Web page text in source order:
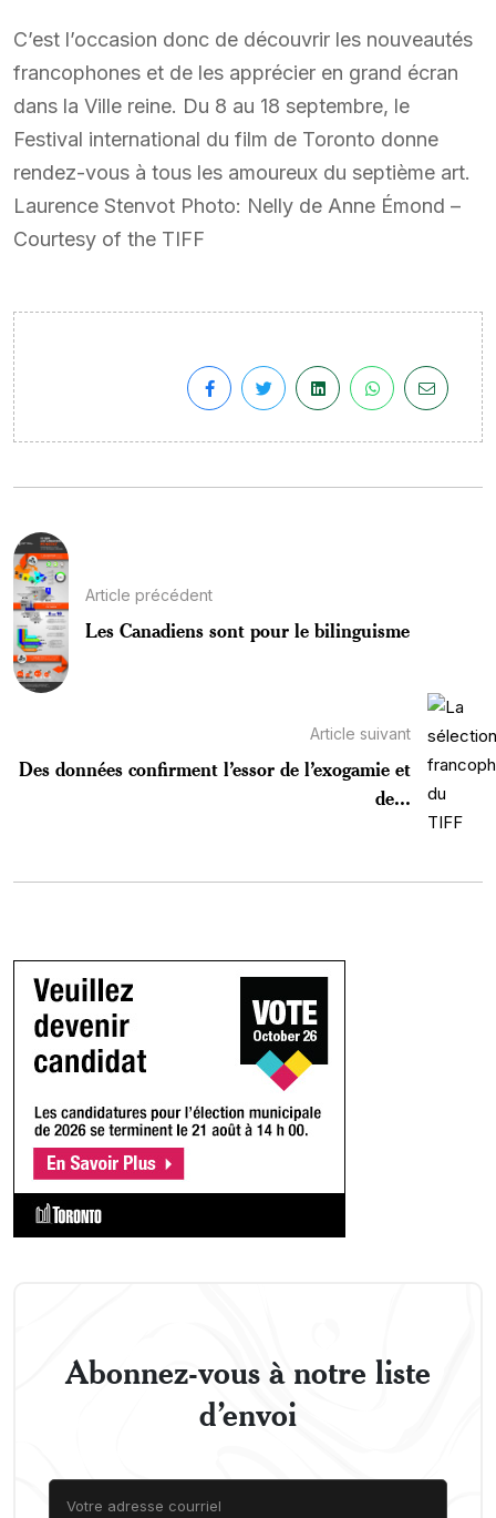
C’est l’occasion donc de découvrir les nouveautés
francophones et de les apprécier en grand écran
dans la Ville reine. Du 8 au 18 septembre, le
Festival international du film de Toronto donne
rendez-vous à tous les amoureux du septième art.
Laurence Stenvot Photo: Nelly de Anne Émond –
Courtesy of the TIFF
Article précédent
Les Canadiens sont pour le bilinguisme
Article suivant
Des données confirment l’essor de l’exogamie et
de...
Abonnez-vous à notre liste
d’envoi